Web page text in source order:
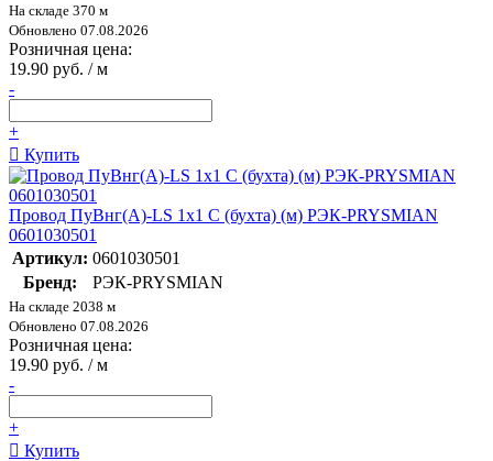
На складе 370 м
Обновлено 07.08.2026
Розничная цена:
19.90 руб. / м
-
+
Купить
Провод ПуВнг(А)-LS 1х1 С (бухта) (м) РЭК-PRYSMIAN
0601030501
Артикул: 0601030501
Бренд:
РЭК-PRYSMIAN
На складе 2038 м
Обновлено 07.08.2026
Розничная цена:
19.90 руб. / м
-
+
Купить